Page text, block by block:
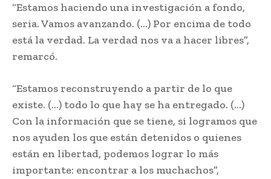
“Estamos haciendo una investigación a fondo,
seria. Vamos avanzando. (…) Por encima de todo
está la verdad. La verdad nos va a hacer libres”,
remarcó.
“Estamos reconstruyendo a partir de lo que
existe. (…) todo lo que hay se ha entregado. (…)
Con la información que se tiene, si logramos que
nos ayuden los que están detenidos o quienes
están en libertad, podemos lograr lo más
importante: encontrar a los muchachos”,